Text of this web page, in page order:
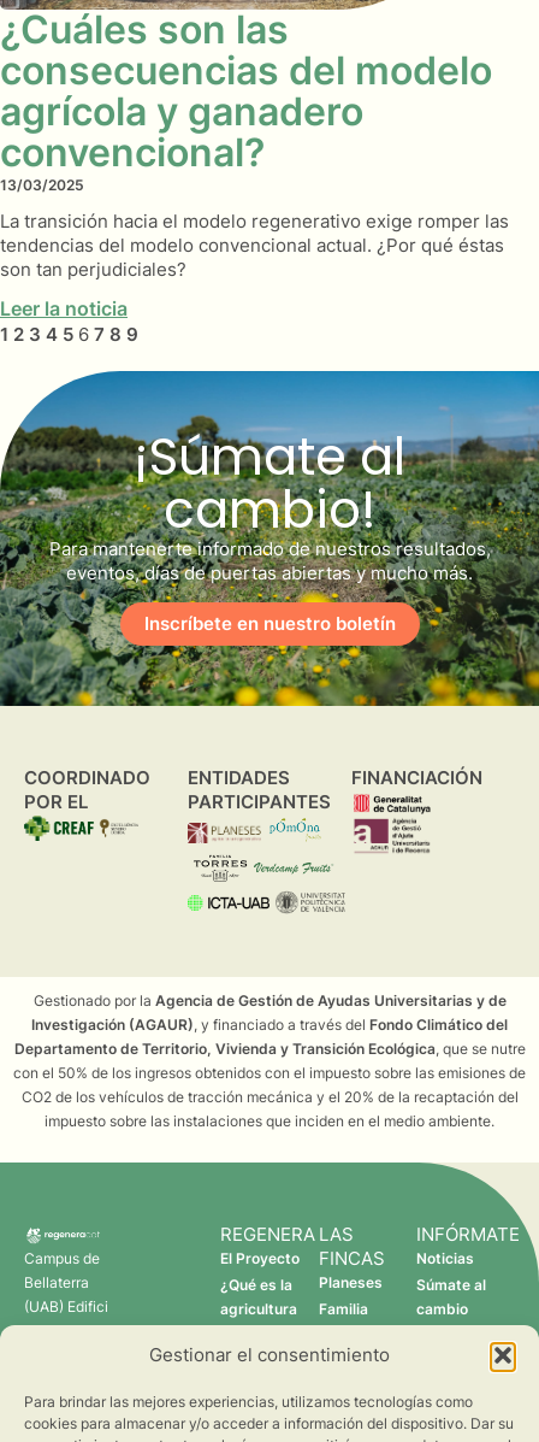
Gestionar el consentimiento
Para brindar las mejores experiencias, utilizamos tecnologías como
cookies para almacenar y/o acceder a información del dispositivo. Dar su
¿Cuáles son las
consecuencias del modelo
agrícola y ganadero
convencional?
13/03/2025
La transición hacia el modelo regenerativo exige romper las
tendencias del modelo convencional actual. ¿Por qué éstas
son tan perjudiciales?
Leer la noticia
1 2 3 4 5 6 7 8 9
¡Súmate al
cambio!
Para mantenerte informado de nuestros resultados,
eventos, días de puertas abiertas y mucho más.
Inscríbete en nuestro boletín
COORDINADO
POR EL
ENTIDADES
PARTICIPANTES
FINANCIACIÓN
Gestionado por la Agencia de Gestión de Ayudas Universitarias y de
Investigación (AGAUR) , y financiado a través del Fondo Climático del
Departamento de Territorio, Vivienda y Transición Ecológica , que se nutre
con el 50% de los ingresos obtenidos con el impuesto sobre las emisiones de
CO2 de los vehículos de tracción mecánica y el 20% de la recaptación del
impuesto sobre las instalaciones que inciden en el medio ambiente.
Campus de
Bellaterra
(UAB) Edifici
C 08193
REGENERA
El Proyecto
¿Qué es la
agricultura
Quién somos
LAS
FINCAS
Planeses
Familia
Verdcamp
Pomona
Fruits
INFÓRMATE
Noticias
Súmate al
cambio